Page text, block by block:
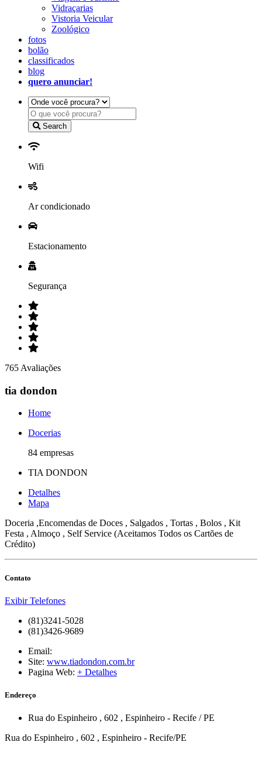
Vidraçarias
Vistoria Veicular
Zoológico
fotos
bolão
classificados
blog
quero anunciar!
Search
Wifi
Ar condicionado
Estacionamento
Segurança
765 Avaliações
tia dondon
Home
Docerias
84 empresas
TIA DONDON
Detalhes
Mapa
Doceria ,Encomendas de Doces , Salgados , Tortas , Bolos , Kit
Festa , Almoço , Self Service (Aceitamos Todos os Cartões de
Crédito)
Contato
Exibir Telefones
(81)3241-5028
(81)3426-9689
Email:
Site: www.tiadondon.com.br
Pagina Web: + Detalhes
Endereço
Rua do Espinheiro , 602 , Espinheiro - Recife /PE
Rua do Espinheiro , 602 , Espinheiro - Recife/PE